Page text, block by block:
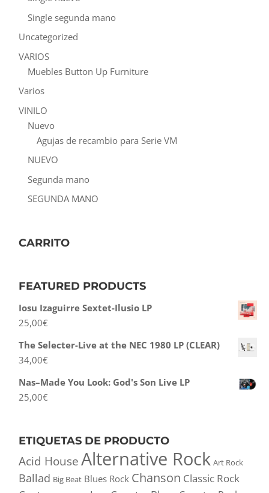
Single segunda mano
Uncategorized
VARIOS
Muebles Button Up Furniture
Varios
VINILO
Nuevo
Agujas de recambio para Serie VM
NUEVO
Segunda mano
SEGUNDA MANO
CARRITO
FEATURED PRODUCTS
Iosu Izaguirre Sextet-Ilusio LP
25,00€
The Selecter-Live at the NEC 1980 LP (CLEAR)
34,00€
Nas–Made You Look: God's Son Live LP
25,00€
ETIQUETAS DE PRODUCTO
Acid HouseAlternative Rock Art Rock
Ballad Big Beat Blues Rock Chanson Classic Rock